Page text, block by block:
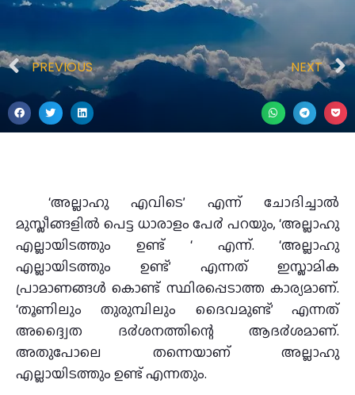
PREVIOUS NEXT
‘അല്ലാഹു എവിടെ’ എന്ന് ചോദിച്ചാല്‍
മുസ്ലീങ്ങളില്‍ പെട്ട ധാരാളം പേ൪ പറയും, ‘അല്ലാഹു
എല്ലായിടത്തും ഉണ്ട് ‘ എന്ന്. ‘അല്ലാഹു
എല്ലായിടത്തും ഉണ്ട്’ എന്നത് ഇസ്ലാമിക
പ്രാമാണങ്ങള്‍ കൊണ്ട് സ്ഥിരപ്പെടാത്ത കാര്യമാണ്.
‘തൂണിലും തുരുമ്പിലും ദൈവമുണ്ട്’ എന്നത്
അദ്ദ്വൈത ദ൪ശനത്തിന്റെ ആദ൪ശമാണ്.
അതുപോലെ തന്നെയാണ് അല്ലാഹു
എല്ലായിടത്തും ഉണ്ട് എന്നതും.